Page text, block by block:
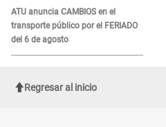
ATU anuncia CAMBIOS en el
transporte público por el FERIADO
del 6 de agosto
Regresar al inicio